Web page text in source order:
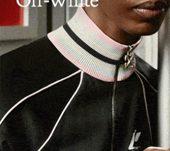
ARTICOLI RECENTI